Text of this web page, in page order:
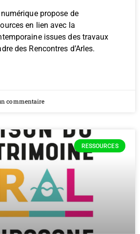
propose de
en lien avec la
issues des travaux
des Rencontres d’Arles.
commentaire
RESSOURCES